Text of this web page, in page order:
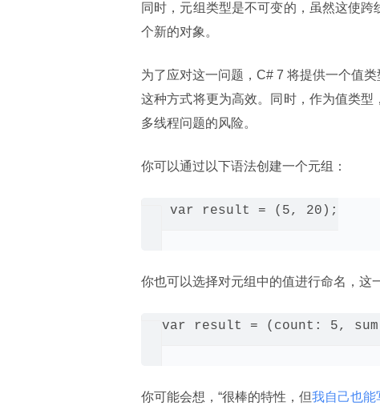
同时，元组类型是不可变的，虽然这使
个新的对象。
为了应对这一问题，C# 7 将提供一个值
这种方式将更为高效。同时，作为值类
多线程问题的风险。
你可以通过以下语法创建一个元组：
var result = (5, 20);
你也可以选择对元组中的值进行命名，这
var result = (count: 5,
你可能会想，“很棒的特性，但我自己也能